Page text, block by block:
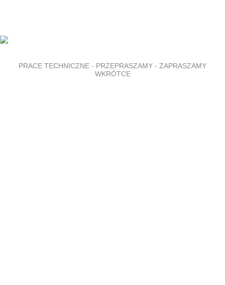
PRACE TECHNICZNE - PRZEPRASZAMY - ZAPRASZAMY
WKRÓTCE